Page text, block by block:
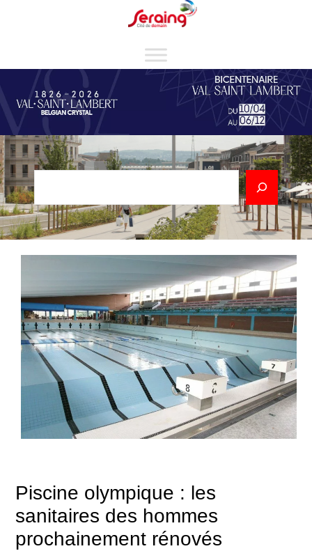
Rechercher
Piscine olympique : les
sanitaires des hommes
prochainement rénovés
Cookies management panel